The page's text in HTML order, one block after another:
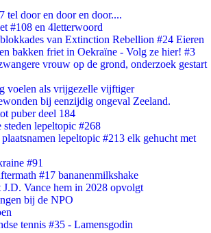
tel door en door en door....
#108 en 4letterwoord
van Extinction Rebellion #24 Eieren
bakken friet in Oekraïne - Volg ze hier! #3
vrouw op de grond, onderzoek gestart
voelen als vrijgezelle vijftiger
bij eenzijdig ongeval Zeeland.
puber deel 184
steden lepeltopic #268
lepeltopic #213 elk gehucht met
#91
#17 bananenmilkshake
Vance hem in 2028 opvolgt
bij de NPO
tennis #35 - Lamensgodin